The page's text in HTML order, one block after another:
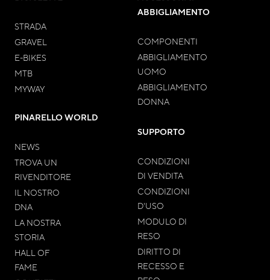
STRADA
GRAVEL
E-BIKES
MTB
MYWAY
ABBIGLIAMENTO
COMPONENTI
ABBIGLIAMENTO
UOMO
ABBIGLIAMENTO
DONNA
PINARELLO WORLD
NEWS
TROVA UN
RIVENDITORE
IL NOSTRO
DNA
LA NOSTRA
STORIA
HALL OF
FAME
SUPPORTO
CONDIZIONI
DI VENDITA
CONDIZIONI
D'USO
MODULO DI
RESO
DIRITTO DI
RECESSO E